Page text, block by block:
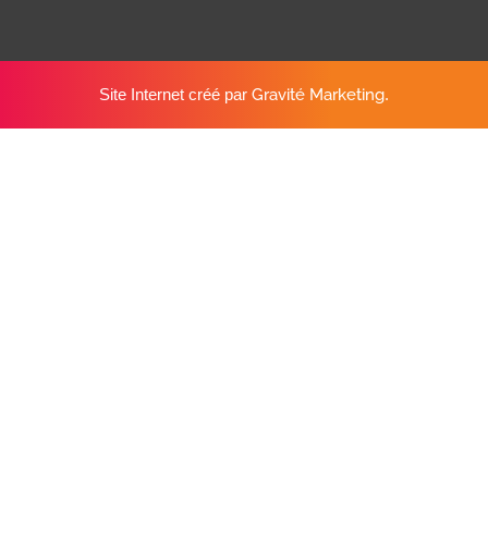
Site Internet créé par Gravité Marketing.